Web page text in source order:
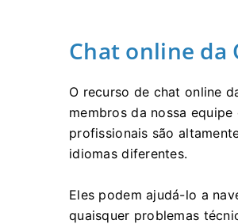
Chat online da
O recurso de chat online
membros da nossa
profissionais são
idiomas diferentes.
Eles podem ajudá-lo a
quaisquer problemas